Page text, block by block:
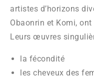
artistes d’horizons
Obaonrin et Komi,
Leurs œuvres
la fécondité
les cheveux des